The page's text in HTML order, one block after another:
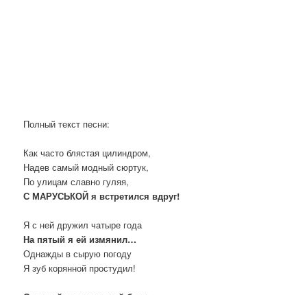
Полный текст песни:
Как часто блястая цилиндром,
Надев самый модный сюртук,
По улицам славно гуляя,
С МАРУСЬКОЙ я встретился вдруг!
Я с ней дружил чатыре года
На пятый я ей измянил…
Однажды в сырую погоду
Я зуб корянной простудил!